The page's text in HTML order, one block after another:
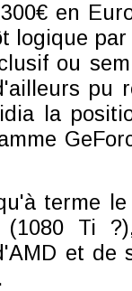
en
logique
ou
pu
la
terme
(1080 Ti
et de